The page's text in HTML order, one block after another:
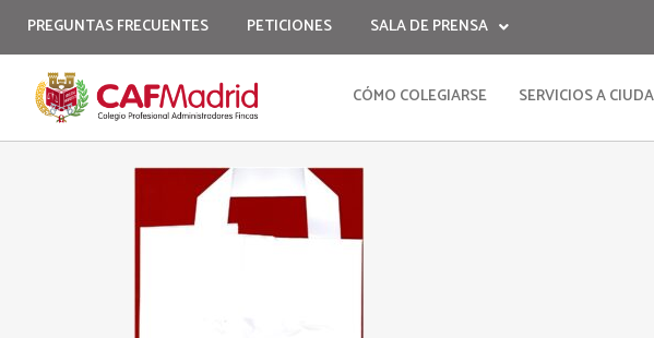
PREGUNTAS FRECUENTES PETICIONES SALA DE PRENSA
CÓMO COLEGIARSE SERVICIOS A